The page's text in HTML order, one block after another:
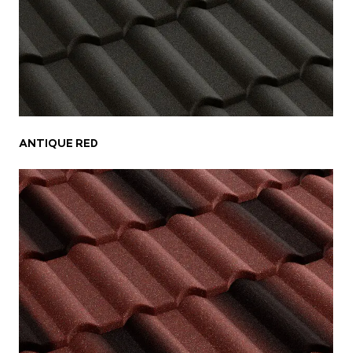
ANTIQUE RED